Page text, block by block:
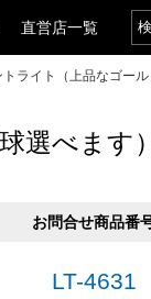
直営店一覧
ライト（上品なゴール
選べます）
お問合せ商品番
LT-4631